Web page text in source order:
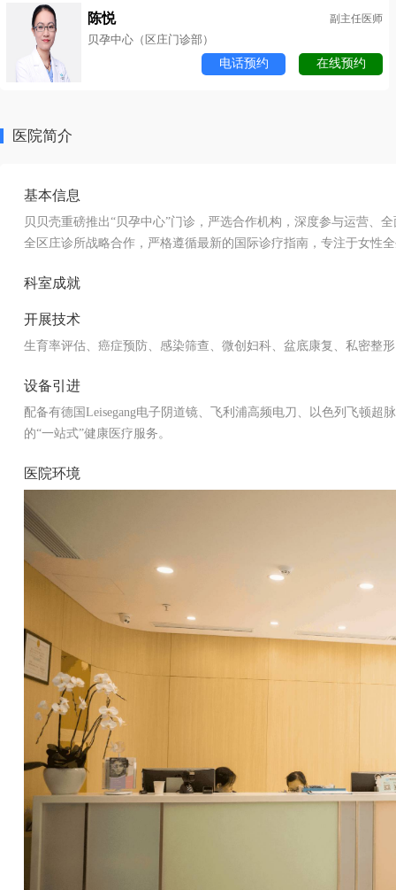
陈悦 副主任医师
贝孕中心（区庄门诊部）
电话预约
在线预约
医院简介
基本信息
贝贝壳重磅推出“贝孕中心”门诊，严选合作机构，深度参与运营、
全区庄诊所战略合作，严格遵循最新的国际诊疗指南，专注于女性
科室成就
开展技术
生育率评估、癌症预防、感染筛查、微创妇科、盆底康复、私密整
设备引进
配备有德国Leisegang电子阴道镜、飞利浦高频电刀、以色列飞顿
的“一站式”健康医疗服务。
医院环境